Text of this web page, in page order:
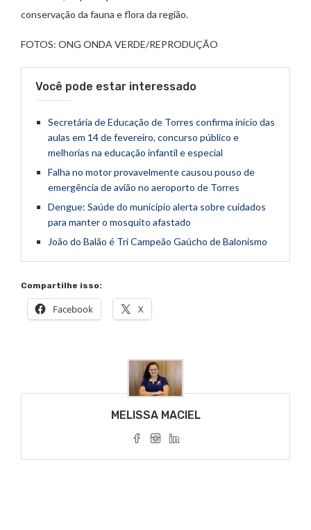
conservação da fauna e flora da região.
FOTOS: ONG ONDA VERDE/REPRODUÇÃO
Você pode estar interessado
Secretária de Educação de Torres confirma início das
aulas em 14 de fevereiro, concurso público e
melhorias na educação infantil e especial
Falha no motor provavelmente causou pouso de
emergência de avião no aeroporto de Torres
Dengue: Saúde do município alerta sobre cuidados
para manter o mosquito afastado
João do Balão é Tri Campeão Gaúcho de Balonismo
Compartilhe isso:
Facebook X
MELISSA MACIEL